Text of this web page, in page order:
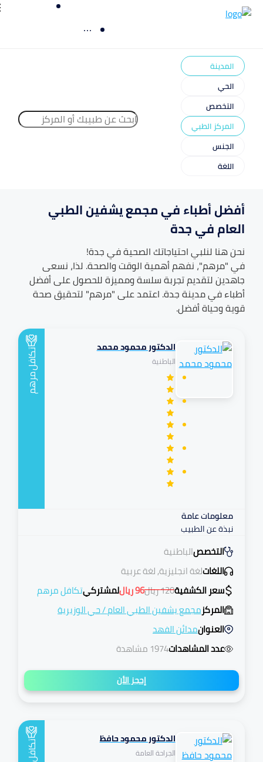
المدينة
الحي
التخصص
المركز الطبي
الجنس
اللغة
أفضل أطباء في مجمع يشفين الطبي
العام في جدة
نحن هنا لنلبي احتياجاتك الصحية فيجدة!
في "مرهم"، نفهم أهمية الوقت والصحة. لذا، نسعى
جاهدين لتقديم تجربة سلسة ومميزة للحصول على أفضل
أطباء في مدينةجدة. اعتمد على "مرهم" لتحقيق صحة
قوية وحياة أفضل.
الدكتور محمود محمد
الباطنية تكافل
مرهم
معلومات عامة
نبذة عن الطبيب
التخصصالباطنية
اللغاتلغة انجليزية, لغة عربية
سعر الكشفية120ريال96رياللمشتركيتكافل مرهم
المركزمجمع يشفين الطبي العام/حي الوزيرية
العنوانمدائن الفهد
عدد المشاهدات1974 مشاهدة
إحجز الأن
الدكتور محمود حافظ
الجراحة العامة تكافل